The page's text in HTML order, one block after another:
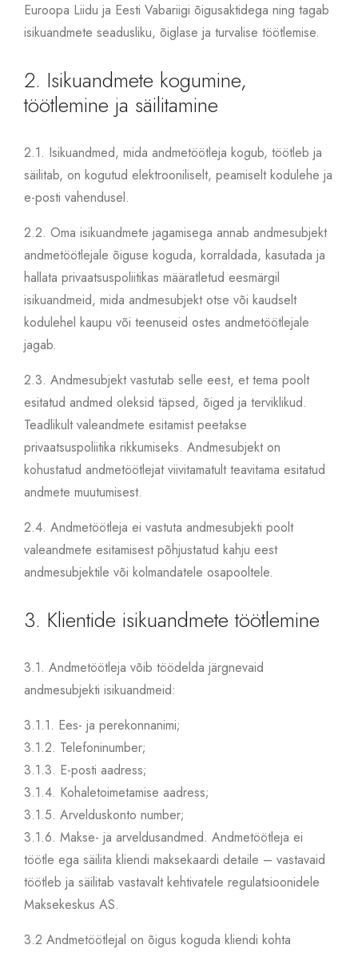
Euroopa Liidu ja Eesti Vabariigi õigusaktidega ning tagab
isikuandmete seadusliku, õiglase ja turvalise töötlemise.
2. Isikuandmete kogumine,
töötlemine ja säilitamine
2.1. Isikuandmed, mida andmetöötleja kogub, töötleb ja
säilitab, on kogutud elektrooniliselt, peamiselt kodulehe ja
e-posti vahendusel.
2.2. Oma isikuandmete jagamisega annab andmesubjekt
andmetöötlejale õiguse koguda, korraldada, kasutada ja
hallata privaatsuspoliitikas määratletud eesmärgil
isikuandmeid, mida andmesubjekt otse või kaudselt
kodulehel kaupu või teenuseid ostes andmetöötlejale
jagab.
2.3. Andmesubjekt vastutab selle eest, et tema poolt
esitatud andmed oleksid täpsed, õiged ja terviklikud.
Teadlikult valeandmete esitamist peetakse
privaatsuspoliitika rikkumiseks. Andmesubjekt on
kohustatud andmetöötlejat viivitamatult teavitama esitatud
andmete muutumisest.
2.4. Andmetöötleja ei vastuta andmesubjekti poolt
valeandmete esitamisest põhjustatud kahju eest
andmesubjektile või kolmandatele osapooltele.
3. Klientide isikuandmete töötlemine
3.1. Andmetöötleja võib töödelda järgnevaid
andmesubjekti isikuandmeid:
3.1.1. Ees- ja perekonnanimi;
3.1.2. Telefoninumber;
3.1.3. E-posti aadress;
3.1.4. Kohaletoimetamise aadress;
3.1.5. Arvelduskonto number;
3.1.6. Makse- ja arveldusandmed. Andmetöötleja ei
töötle ega säilita kliendi maksekaardi detaile – vastavaid
töötleb ja säilitab vastavalt kehtivatele regulatsioonidele
Maksekeskus AS.
3.2 Andmetöötlejal on õigus koguda kliendi kohta